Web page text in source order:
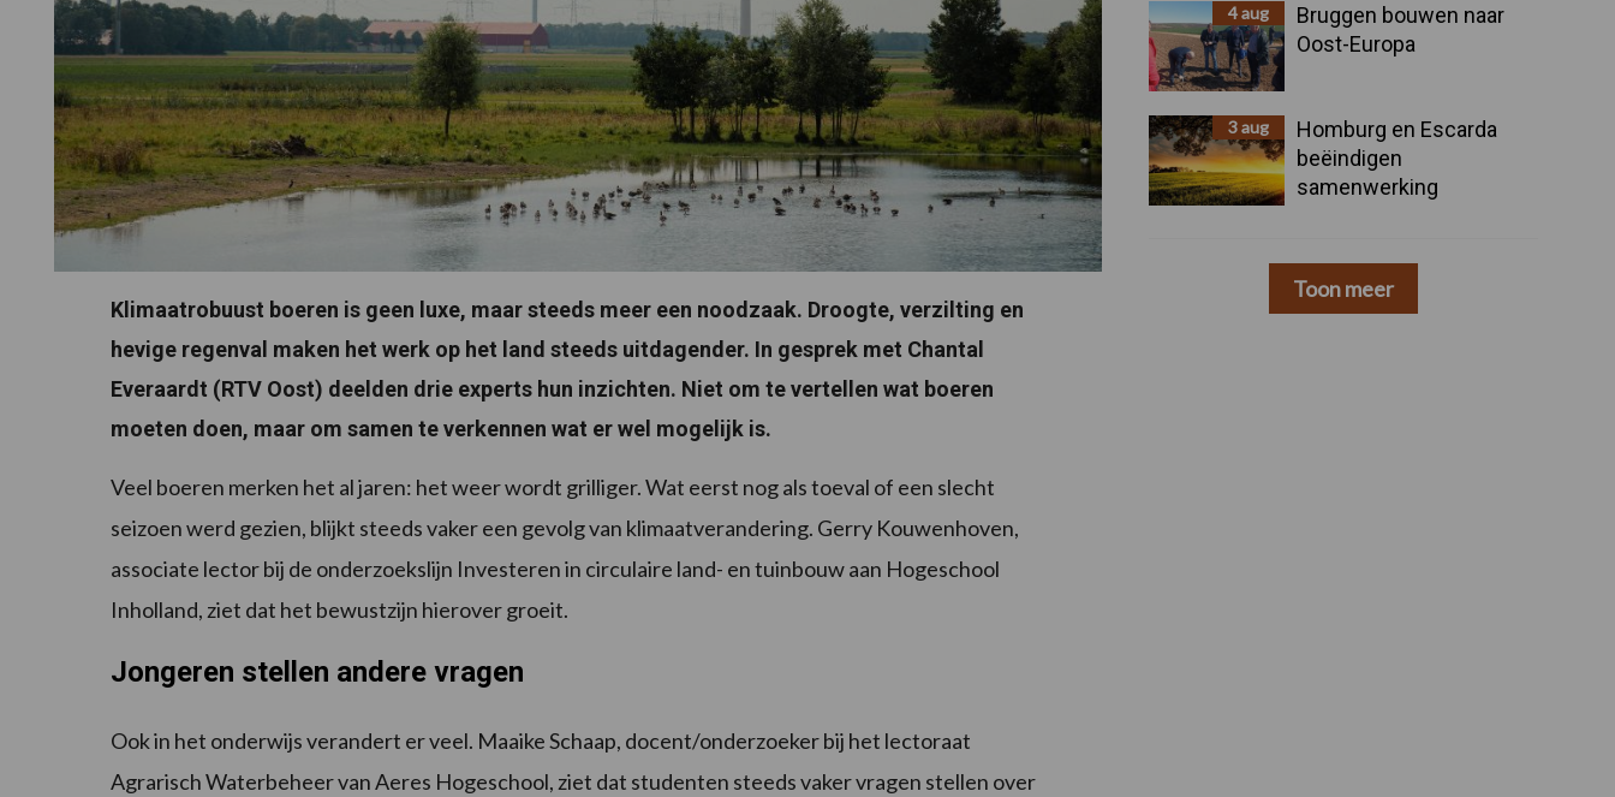
Klimaatrobuust boeren is geen luxe, maar steeds meer een noodzaak. Droogte, verzilting en
hevige regenval maken het werk op het land steeds uitdagender. In gesprek met Chantal
Everaardt (RTV Oost) deelden drie experts hun inzichten. Niet om te vertellen wat boeren
moeten doen, maar om samen te verkennen wat er wel mogelijk is.
Veel boeren merken het al jaren: het weer wordt grilliger. Wat eerst nog als toeval of een slecht
seizoen werd gezien, blijkt steeds vaker een gevolg van klimaatverandering. Gerry Kouwenhoven,
associate lector bij de onderzoekslijn Investeren in circulaire land- en tuinbouw aan Hogeschool
Inholland, ziet dat het bewustzijn hierover groeit.
Jongeren stellen andere vragen
Ook in het onderwijs verandert er veel. Maaike Schaap, docent/onderzoeker bij het lectoraat
Agrarisch Waterbeheer van Aeres Hogeschool, ziet dat studenten steeds vaker vragen stellen over
4 aug
Bruggen bouwen naar
Oost-Europa
3 aug
Homburg en Escarda
beëindigen
samenwerking
Toon meer